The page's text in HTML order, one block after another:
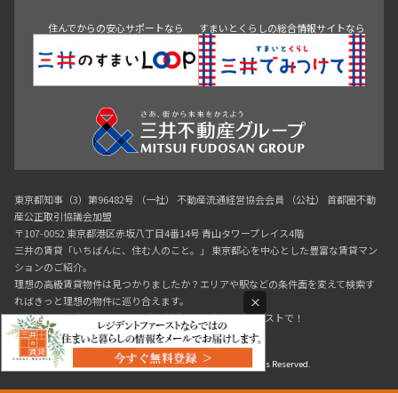
03-6890-7755
住んでからの安心サポートなら すまいとくらしの総合情報サイトなら
東京都知事（3）第96482号 （一社） 不動産流通経営協会会員 （公社） 首都圏不動
産公正取引協議会加盟
〒107-0052 東京都港区赤坂八丁目4番14号 青山タワープレイス4階
三井の賃貸「いちばんに、住む人のこと。」 東京都心を中心とした豊富な賃貸マン
ションのご紹介。
理想の高級賃貸物件は見つかりましたか？エリアや駅などの条件面を変えて検索す
ればきっと理想の物件に巡り合えます。
都心の高級賃貸物件探しは[三井の賃貸]レジデントファーストで！
Copyright © RESIDENT FIRST Co.,Ltd. All Rights Reserved.
×